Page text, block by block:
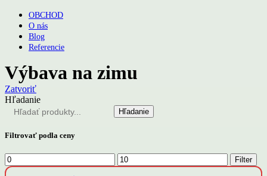
OBCHOD
O nás
Blog
Referencie
Výbava na zimu
Zatvoriť
Hľadanie
Hľadanie
Filtrovať podla ceny
Minimálna
cena
Maximálna
cena
Filter